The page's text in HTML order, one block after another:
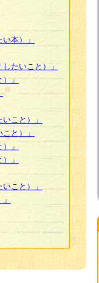
本）」
たいこと）」
」
こと）」
と）」
」
」
こと）」